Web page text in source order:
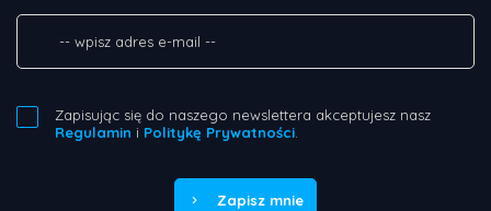
Zapisując się do naszego newslettera akceptujesz nasz
Regulamin i Politykę Prywatności.
Zapisz mnie